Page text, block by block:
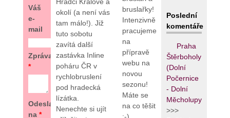
Váš
e-
mail
Zpráva
*
Odeslat
na *
Hradci Králové a
okolí (a není vás
tam málo!). Již
tuto sobotu
zavítá další
zastávka Inline
poháru ČR v
rychlobruslení
pod hradecká
lízátka.
Nenechte si ujít
bruslařky!
Intenzivně
pracujeme
na
přípravě
webu na
novou
sezonu!
Máte se
na co těšit
Poslední
komentáře
Praha
Štěrboholy
(Dolní
Počernice
- Dolní
Měcholupy
>>>